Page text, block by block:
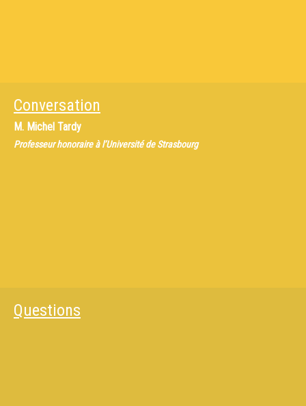
Conversation
M. Michel Tardy
Professeur honoraire à l’Université de Strasbourg
Questions